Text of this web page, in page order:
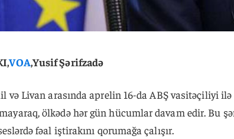
VOA,Yusif Şərifzadə
və Livan arasında aprelin 16-da ABŞ vasitəçiliyi
ölkədə hər gün hücumlar davam edir. Bu
fəal iştirakını qorumağa çalışır.